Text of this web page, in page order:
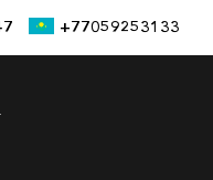
+77059253133